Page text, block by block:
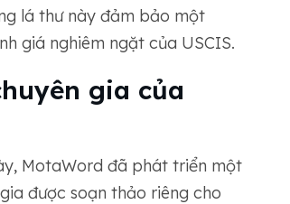
lá thư này đảm bảo một
giá nghiêm ngặt của USCIS.
gia của
MotaWord đã phát triển một
được soạn thảo riêng cho